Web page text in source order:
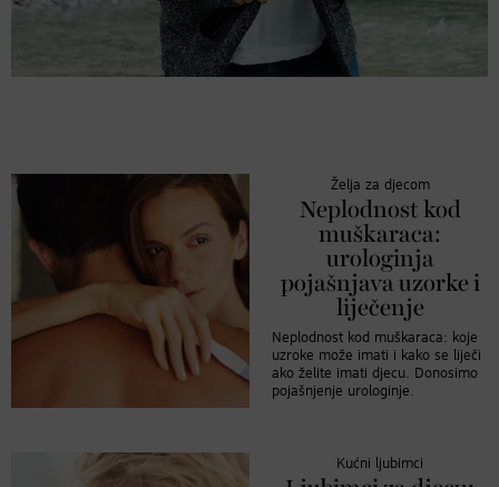
Želja za djecom
Neplodnost kod
muškaraca:
urologinja
pojašnjava uzorke i
liječenje
Neplodnost kod muškaraca: koje
uzroke može imati i kako se liječi
ako želite imati djecu. Donosimo
pojašnjenje urologinje.
Kućni ljubimci